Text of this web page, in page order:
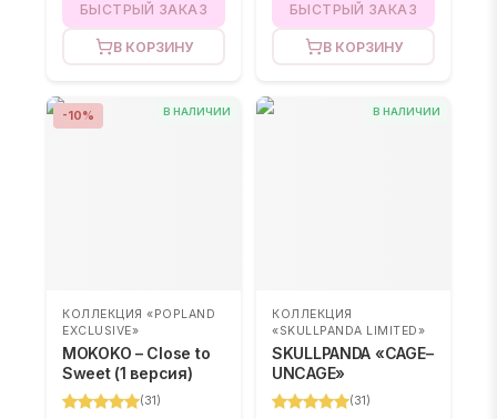
БЫСТРЫЙ ЗАКАЗ
В КОРЗИНУ
БЫСТРЫЙ ЗАКАЗ
В КОРЗИНУ
В НАЛИЧИИ
-10%
КОЛЛЕКЦИЯ «POPLAND
EXCLUSIVE»
MOKOKO – Close to
Sweet (1 версия)
(31 )
В НАЛИЧИИ
КОЛЛЕКЦИЯ
«SKULLPANDA LIMITED»
SKULLPANDA «CAGE–
UNCAGE»
(31 )